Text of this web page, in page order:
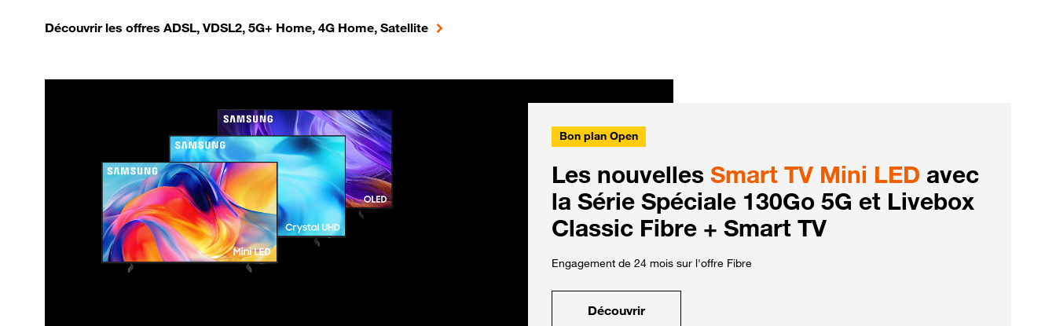
Découvrir les offres ADSL, VDSL2, 5G+ Home, 4G Home, Satellite
Bon plan Open
Les nouvelles Smart TV Mini LED avec
la Série Spéciale 130Go 5G et Livebox
Classic Fibre + Smart TV
Engagement de 24 mois sur l'offre Fibre
Découvrir